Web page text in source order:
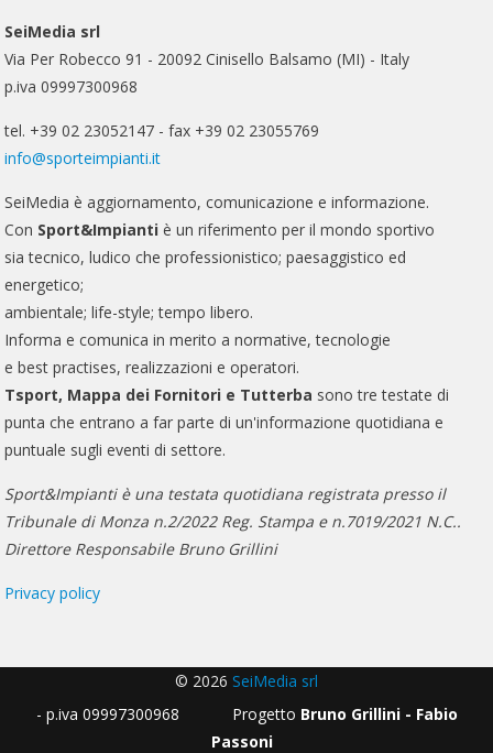
SeiMedia srl
Via Per Robecco 91 - 20092 Cinisello Balsamo (MI) - Italy
p.iva 09997300968
tel. +39 02 23052147 - fax +39 02 23055769
info@sporteimpianti.it
SeiMedia è aggiornamento, comunicazione e informazione.
Con Sport&Impianti è un riferimento per il mondo sportivo
sia tecnico, ludico che professionistico; paesaggistico ed
energetico;
ambientale; life-style; tempo libero.
Informa e comunica in merito a normative, tecnologie
e best practises, realizzazioni e operatori.
Tsport, Mappa dei Fornitori e Tutterba sono tre testate di
punta che entrano a far parte di un'informazione quotidiana e
puntuale sugli eventi di settore.
Sport&Impianti è una testata quotidiana registrata presso il
Tribunale di Monza n.2/2022 Reg. Stampa e n.7019/2021 N.C..
Direttore Responsabile Bruno Grillini
Privacy policy
© 2026 SeiMedia srl
- p.iva 09997300968 Progetto Bruno Grillini - Fabio
Passoni